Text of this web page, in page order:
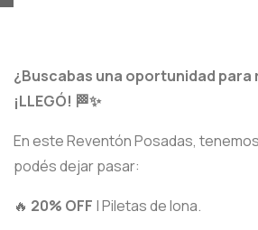
¿Buscabas una oportunidad
¡LLEGÓ! 🏁✨
En este Reventón Posadas,
podés dejar pasar:
🔥 20% OFF | Piletas de lona.